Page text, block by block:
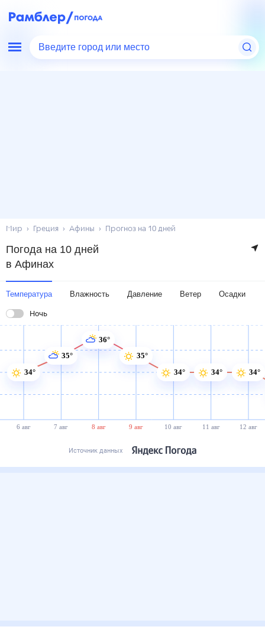
Введите город или место
Мир Греция Афины Прогноз на 10 дней
Погода на 10 дней
в Афинах
Температура Влажность Давление Ветер Осадки
Ночь
6 авг 7 авг 8 авг 9 авг 10 авг 11 авг 12 авг
34°
35°
36°
35°
34°
34° 34°
Источник данных